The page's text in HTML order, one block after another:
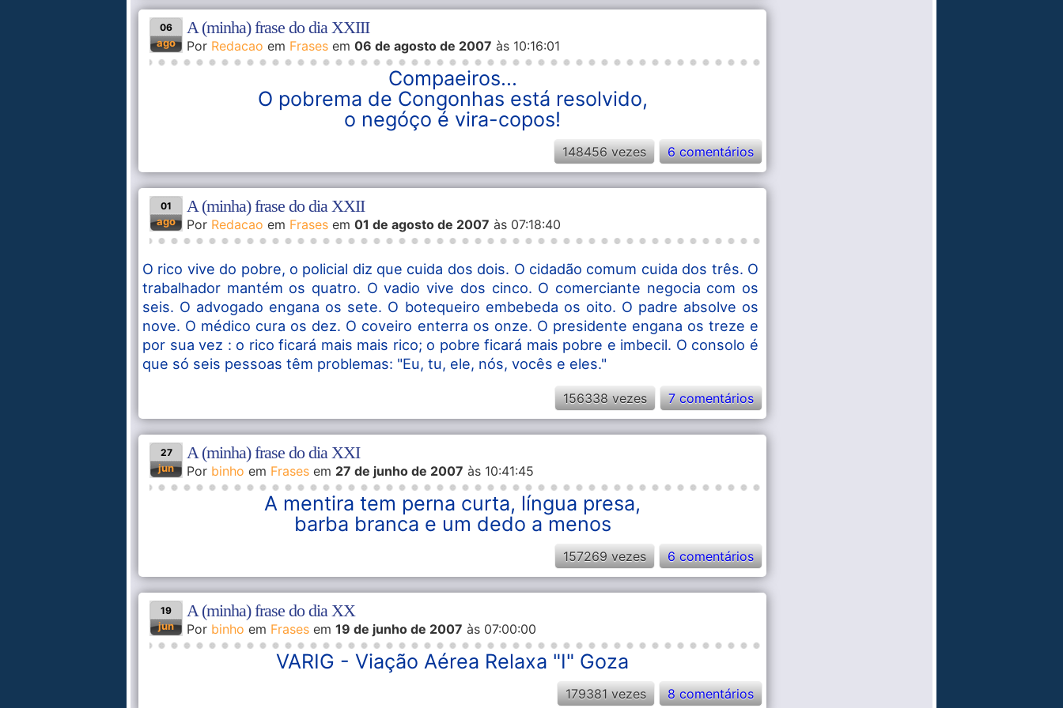
06
ago
A (minha) frase do dia XXIII
Por Redacao em Frases em 06 de agosto de 2007 às 10:16:01
Compaeiros...
O pobrema de Congonhas está resolvido,
o negóço é vira-copos!
6 comentários
148456 vezes
01
ago
A (minha) frase do dia XXII
Por Redacao em Frases em 01 de agosto de 2007 às 07:18:40
O rico vive do pobre, o policial diz que cuida dos dois. O cidadão comum cuida dos três. O
trabalhador mantém os quatro. O vadio vive dos cinco. O comerciante negocia com os
seis. O advogado engana os sete. O botequeiro embebeda os oito. O padre absolve os
nove. O médico cura os dez. O coveiro enterra os onze. O presidente engana os treze e
por sua vez : o rico ficará mais mais rico; o pobre ficará mais pobre e imbecil. O consolo é
que só seis pessoas têm problemas: "Eu, tu, ele, nós, vocês e eles."
7 comentários
156338 vezes
27
jun
A (minha) frase do dia XXI
Por binho em Frases em 27 de junho de 2007 às 10:41:45
A mentira tem perna curta, língua presa,
barba branca e um dedo a menos
6 comentários
157269 vezes
19
jun
A (minha) frase do dia XX
Por binho em Frases em 19 de junho de 2007 às 07:00:00
VARIG - Viação Aérea Relaxa "I" Goza
8 comentários
179381 vezes